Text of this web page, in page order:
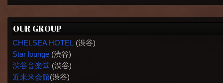
OUR GROUP
CHELSEA HOTEL (渋谷)
Star lounge(渋谷)
渋谷音楽堂(渋谷)
近未来会館(渋谷)